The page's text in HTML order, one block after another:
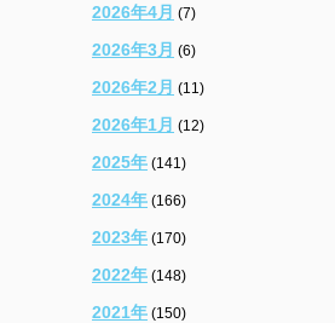
2026年4月 (7)
2026年3月 (6)
2026年2月 (11)
2026年1月 (12)
2025年 (141)
2024年 (166)
2023年 (170)
2022年 (148)
2021年 (150)